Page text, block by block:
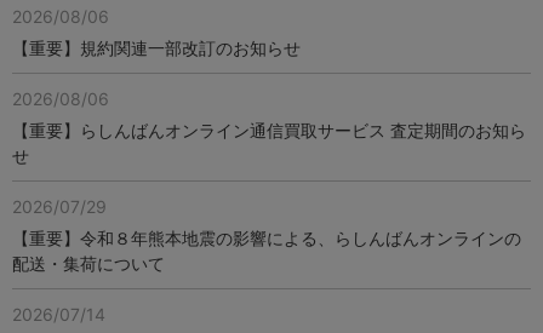
2026/08/06
【重要】規約関連一部改訂のお知らせ
2026/08/06
【重要】らしんばんオンライン通信買取サービス 査定期間のお知ら
せ
2026/07/29
【重要】令和８年熊本地震の影響による、らしんばんオンラインの
配送・集荷について
2026/07/14